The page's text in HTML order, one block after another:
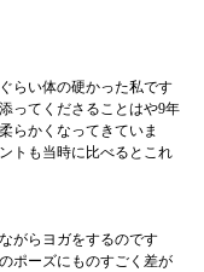
らい体の硬かった私です
ってくださることはや9年
らかくなってきていま
トも当時に比べるとこれ
がらヨガをするのです
ポーズにものすごく差が